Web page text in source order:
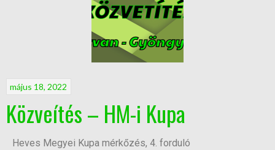
május 18, 2022
Közveítés – HM-i Kupa
Heves Megyei Kupa mérkőzés, 4. forduló